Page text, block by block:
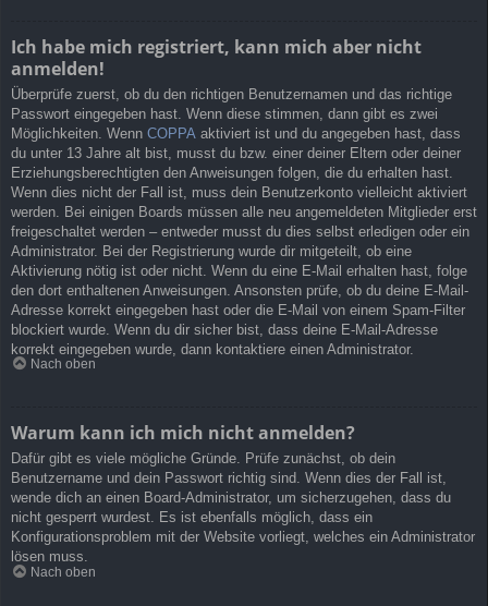
Ich habe mich registriert, kann mich aber nicht
anmelden!
Überprüfe zuerst, ob du den richtigen Benutzernamen und das richtige
Passwort eingegeben hast. Wenn diese stimmen, dann gibt es zwei
Möglichkeiten. Wenn COPPA aktiviert ist und du angegeben hast, dass
du unter 13 Jahre alt bist, musst du bzw. einer deiner Eltern oder deiner
Erziehungsberechtigten den Anweisungen folgen, die du erhalten hast.
Wenn dies nicht der Fall ist, muss dein Benutzerkonto vielleicht aktiviert
werden. Bei einigen Boards müssen alle neu angemeldeten Mitglieder erst
freigeschaltet werden – entweder musst du dies selbst erledigen oder ein
Administrator. Bei der Registrierung wurde dir mitgeteilt, ob eine
Aktivierung nötig ist oder nicht. Wenn du eine E-Mail erhalten hast, folge
den dort enthaltenen Anweisungen. Ansonsten prüfe, ob du deine E-Mail-
Adresse korrekt eingegeben hast oder die E-Mail von einem Spam-Filter
blockiert wurde. Wenn du dir sicher bist, dass deine E-Mail-Adresse
korrekt eingegeben wurde, dann kontaktiere einen Administrator.
Nach oben
Warum kann ich mich nicht anmelden?
Dafür gibt es viele mögliche Gründe. Prüfe zunächst, ob dein
Benutzername und dein Passwort richtig sind. Wenn dies der Fall ist,
wende dich an einen Board-Administrator, um sicherzugehen, dass du
nicht gesperrt wurdest. Es ist ebenfalls möglich, dass ein
Konfigurationsproblem mit der Website vorliegt, welches ein Administrator
lösen muss.
Nach oben